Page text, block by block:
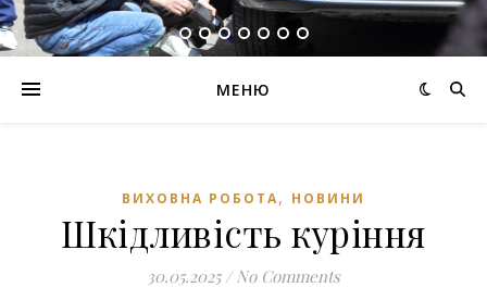
МЕНЮ
ВИХОВНА РОБОТА, НОВИНИ
Шкідливість куріння
30.05.2025 / No Comments